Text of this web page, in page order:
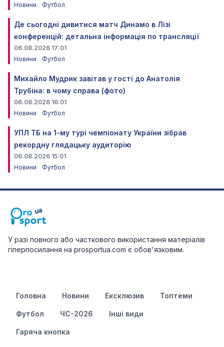
Новини
Футбол
Де сьогодні дивитися матч Динамо в Лізі
конференцій: детальна інформація по трансляції
06.08.2026 17:01
Новини
Футбол
Михайло Мудрик завітав у гості до Анатолія
Трубіна: в чому справа (фото)
06.08.2026 16:01
Новини
Футбол
УПЛ ТБ на 1-му турі чемпіонату України зібрав
рекордну глядацьку аудиторію
06.08.2026 15:01
Новини
Футбол
У разі повного або часткового використання матеріалів
гіперпосилання на prosportua.com є обов'язковим.
Головна Новини Ексклюзив Топтеми
Футбол ЧС-2026 Інші види
Гаряча кнопка